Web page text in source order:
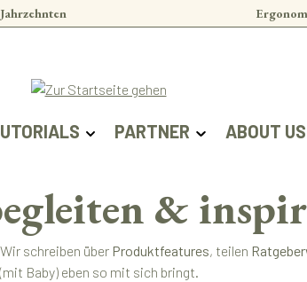
PARTNER ABOUT US
&
schreiben über Produktfeatures, teilen
(mit Baby) eben so mit sich bringt.